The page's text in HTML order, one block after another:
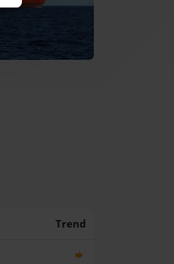
Trend